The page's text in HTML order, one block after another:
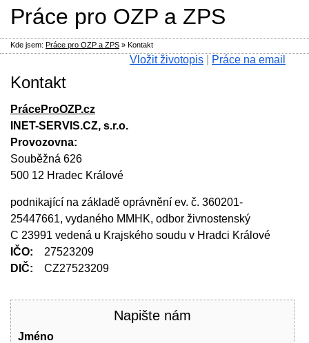
Kontakt
PráceProOZP.cz
INET-SERVIS.CZ, s.r.o.
Provozovna:
Souběžná 626
500 12 Hradec Králové
podnikající na základě oprávnění ev. č. 360201-
25447661, vydaného MMHK, odbor živnostenský
C 23991 vedená u Krajského soudu v Hradci Králové
IČO: 27523209
DIČ: CZ27523209
Napište nám
Jméno
Práce pro OZP a ZPS
Vložit životopis Práce na email
Kde jsem: Práce pro OZP a ZPS » Kontakt